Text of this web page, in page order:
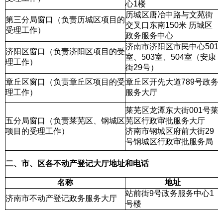
心1楼
第三分局窗口（负责历城区项目的
受理工作）
历城区唐冶中路与文苑街
交叉口东南150米 历城区
政务服务中心
济阳区窗口（负责济阳区项目的受
理工作）
济南市济阳区市民中心501
室、503室、504室（安康
街29号）
章丘区窗口（负责章丘区项目的受
理工作）
章丘区开先大道789号政务
服务大厅
五分局窗口（负责莱芜区、钢城区
项目的受理工作）
莱芜区龙潭东大街001号莱
芜区行政审批服务大厅
济南市钢城区府前大街29
号钢城区行政审批服务局
二、市、区各不动产登记大厅地址和电话
名称
地址
济南市不动产登记政务服务大厅
站前街9号政务服务中心1
号楼